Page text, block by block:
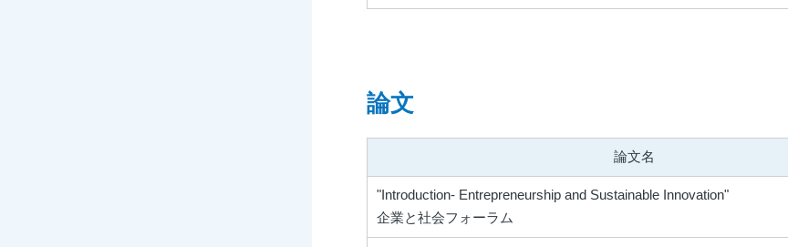
論文
論文名
"Introduction- Entrepreneurship and Sustainable Innovation"
企業と社会フォーラム